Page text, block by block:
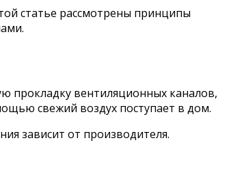
статье рассмотрены принципы
прокладку вентиляционных каналов,
свежий воздух поступает в дом.
зависит от производителя.